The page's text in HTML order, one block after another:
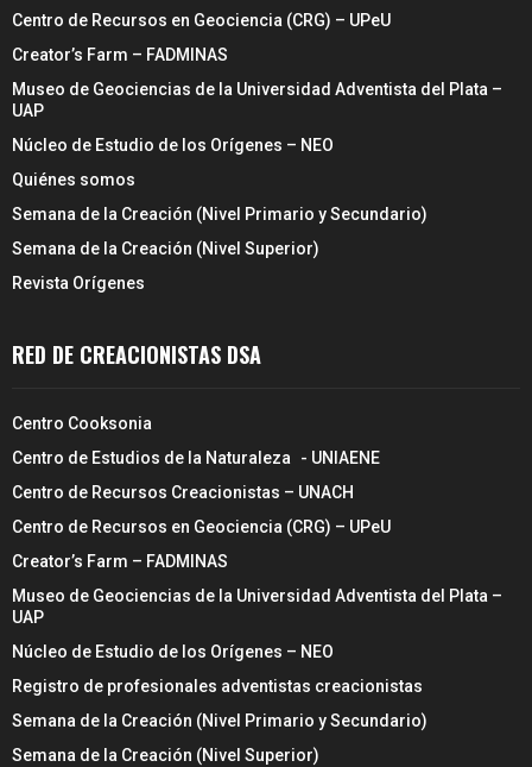
Centro de Recursos en Geociencia (CRG) – UPeU
Creator’s Farm – FADMINAS
Museo de Geociencias de la Universidad Adventista del Plata –
UAP
Núcleo de Estudio de los Orígenes – NEO
Quiénes somos
Semana de la Creación (Nivel Primario y Secundario)
Semana de la Creación (Nivel Superior)
Revista Orígenes
RED DE CREACIONISTAS DSA
Centro Cooksonia
Centro de Estudios de la Naturaleza - UNIAENE
Centro de Recursos Creacionistas – UNACH
Centro de Recursos en Geociencia (CRG) – UPeU
Creator’s Farm – FADMINAS
Museo de Geociencias de la Universidad Adventista del Plata –
UAP
Núcleo de Estudio de los Orígenes – NEO
Registro de profesionales adventistas creacionistas
Semana de la Creación (Nivel Primario y Secundario)
Semana de la Creación (Nivel Superior)